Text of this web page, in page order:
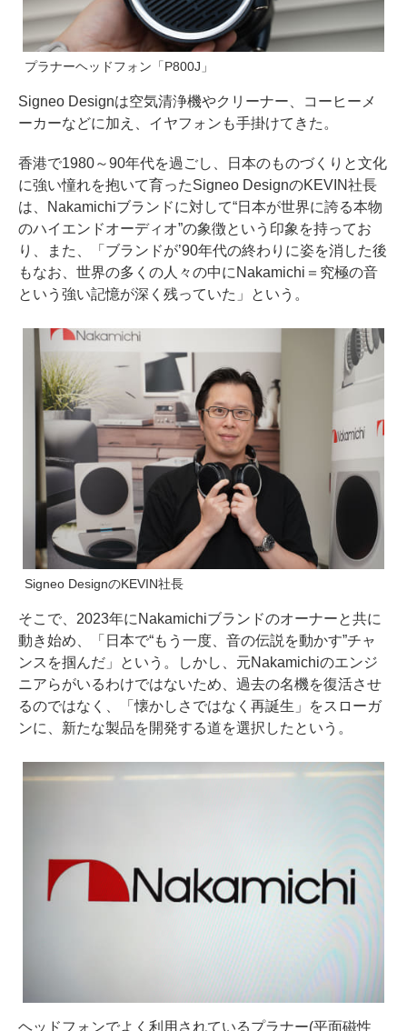
プラナーヘッドフォン「P800J」
Signeo Designは空気清浄機やクリーナー、コーヒーメ
ーカーなどに加え、イヤフォンも手掛けてきた。
香港で1980～90年代を過ごし、日本のものづくりと文化
に強い憧れを抱いて育ったSigneo DesignのKEVIN社長
は、Nakamichiブランドに対して“日本が世界に誇る本物
のハイエンドオーディオ”の象徴という印象を持ってお
り、また、「ブランドが’90年代の終わりに姿を消した後
もなお、世界の多くの人々の中にNakamichi＝究極の音
という強い記憶が深く残っていた」という。
Signeo DesignのKEVIN社長
そこで、2023年にNakamichiブランドのオーナーと共に
動き始め、「日本で“もう一度、音の伝説を動かす”チャ
ンスを掴んだ」という。しかし、元Nakamichiのエンジ
ニアらがいるわけではないため、過去の名機を復活させ
るのではなく、「懐かしさではなく再誕生」をスローガ
ンに、新たな製品を開発する道を選択したという。
ヘッドフォンでよく利用されているプラナー(平面磁性